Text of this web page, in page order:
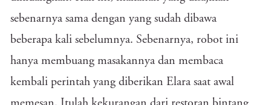
sebenarnya sama dengan yang sudah dibawa
beberapa kali sebelumnya. Sebenarnya, robot ini
hanya membuang masakannya dan membaca
kembali perintah yang diberikan Elara saat awal